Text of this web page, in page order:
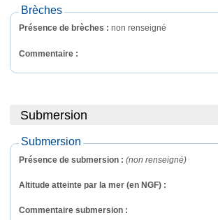
Brèches
Présence de brèches : non renseigné
Commentaire :
Submersion
Submersion
Présence de submersion : (non renseigné)
Altitude atteinte par la mer (en NGF) :
Commentaire submersion :